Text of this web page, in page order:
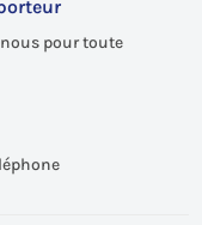
pour toute